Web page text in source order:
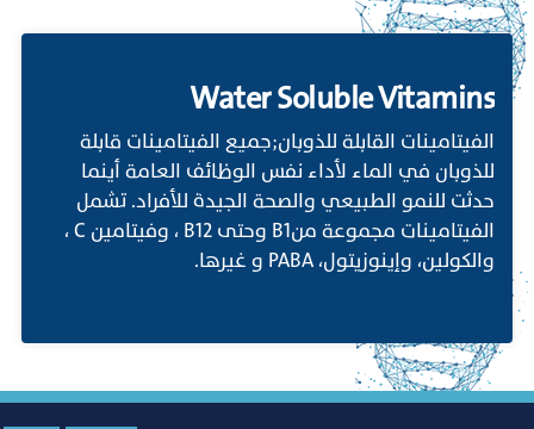
Water Soluble Vitamins
الفيتامينات القابلة للذوبان;جميع الفيتامينات قابلة
للذوبان في الماء لأداء نفس الوظائف العامة أينما
حدثت للنمو الطبيعي والصحة الجيدة للأفراد. تشمل
الفيتامينات مجموعة منB1 وحتى B12 ، وفيتامين C ،
والكولين، وإينوزيتول، PABA و غيرها.